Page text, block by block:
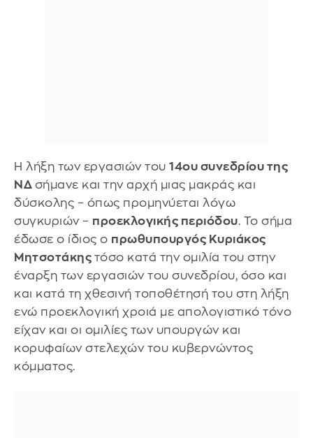
Η λήξη των εργασιών του 14ου συνεδρίου της
ΝΔ σήμανε και την αρχή μιας μακράς και
δύσκολης – όπως προμηνύεται λόγω
συγκυριών – προεκλογικής περιόδου. Το σήμα
έδωσε ο ίδιος ο πρωθυπουργός Κυριάκος
Μητσοτάκης τόσο κατά την ομιλία του στην
έναρξη των εργασιών του συνεδρίου, όσο και
και κατά τη χθεσινή τοποθέτησή του στη λήξη
ενώ προεκλογική χροιά με απολογιστικό τόνο
είχαν και οι ομιλίες των υπουργών και
κορυφαίων στελεχών του κυβερνώντος
κόμματος.